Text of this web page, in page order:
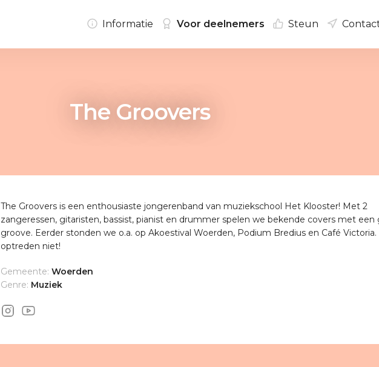
The Groovers
The Groovers is een enthousiaste jongerenband van muziekschool Het Klooster! Met 2
zangeressen, gitaristen, bassist, pianist en drummer spelen we bekende covers met een
groove. Eerder stonden we o.a. op Akoestival Woerden, Podium Bredius en Café Victoria.
optreden niet!
Gemeente: Woerden
Genre: Muziek
Informatie Voor deelnemers Steun